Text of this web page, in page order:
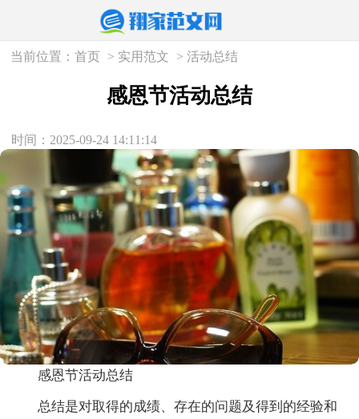
当前位置：首页 > 实用范文 >活动总结
感恩节活动总结
时间：2025-09-24 14:11:14
感恩节活动总结
总结是对取得的成绩、存在的问题及得到的经验和